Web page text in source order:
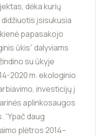
dėka kurių
įsisukusia
papasakojo
ūkis” dalyviams
su ūkyje
2020 m. ekologinio
investicijų į
aplinkosaugos
“Ypač daug
plėtros 2014–